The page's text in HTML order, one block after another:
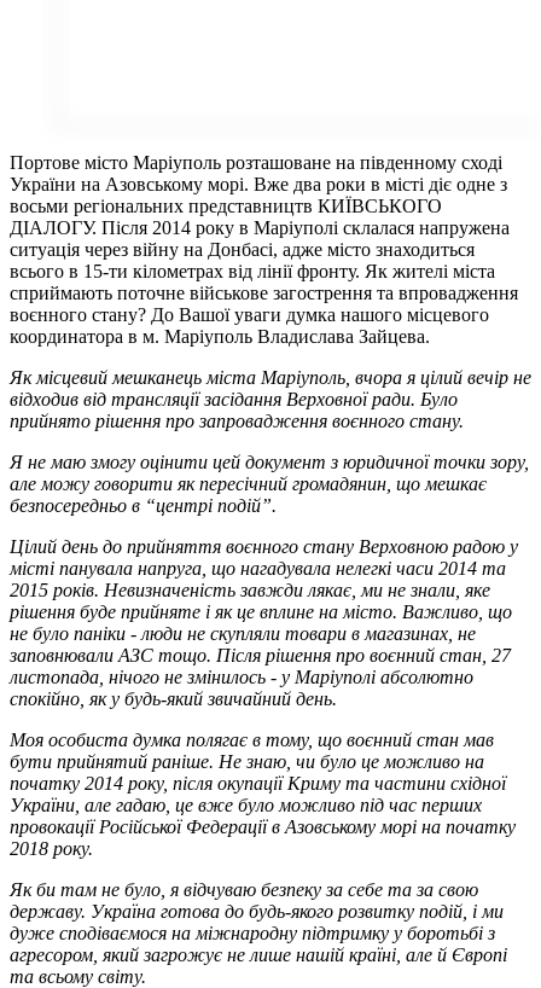
Портове місто Маріуполь розташоване на південному сході
України на Азовському морі. Вже два роки в місті діє одне з
восьми регіональних представництв КИЇВСЬКОГО
ДІАЛОГУ. Після 2014 року в Маріуполі склалася напружена
ситуація через війну на Донбасі, адже місто знаходиться
всього в 15-ти кілометрах від лінії фронту. Як жителі міста
сприймають поточне військове загострення та впровадження
воєнного стану? До Вашої уваги думка нашого місцевого
координатора в м. Маріуполь Владислава Зайцева.
Як місцевий мешканець міста Маріуполь, вчора я цілий вечір не
відходив від трансляції засідання Верховної ради. Було
прийнято рішення про запровадження воєнного стану.
Я не маю змогу оцінити цей документ з юридичної точки зору,
але можу говорити як пересічний громадянин, що мешкає
безпосередньо в “центрі подій”.
Цілий день до прийняття воєнного стану Верховною радою у
місті панувала напруга, що нагадувала нелегкі часи 2014 та
2015 років. Невизначеність завжди лякає, ми не знали, яке
рішення буде прийняте і як це вплине на місто. Важливо, що
не було паніки - люди не скупляли товари в магазинах, не
заповнювали АЗС тощо. Після рішення про воєнний стан, 27
листопада, нічого не змінилось - у Маріуполі абсолютно
спокійно, як у будь-який звичайний день.
Моя особиста думка полягає в тому, що воєнний стан мав
бути прийнятий раніше. Не знаю, чи було це можливо на
початку 2014 року, після окупації Криму та частини східної
України, але гадаю, це вже було можливо під час перших
провокації Російської Федерації в Азовському морі на початку
2018 року.
Як би там не було, я відчуваю безпеку за себе та за свою
державу. Україна готова до будь-якого розвитку подій, і ми
дуже сподіваємося на міжнародну підтримку у боротьбі з
агресором, який загрожує не лише нашій країні, але й Європі
та всьому світу.